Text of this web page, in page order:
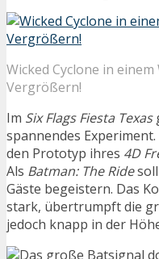
Wicked Cyclone in
Vergrößern!
Im Six Flags Fiesta Texas
spannendes
den Prototyp ihres 4D
Als Batman: The Ridesoll
Gäste begeistern. Das
stark, übertrumpft die
jedoch knapp in der